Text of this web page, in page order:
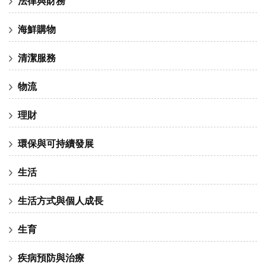
海鮮購物
清潔服務
物流
理財
環保與可持續發展
生活
生活方式與個人成長
生育
疾病預防與治療